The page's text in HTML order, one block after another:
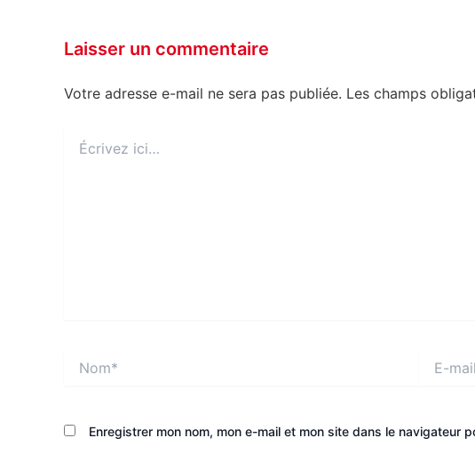
Laisser un commentaire
Votre adresse e-mail ne sera pas publiée. Les champs
ici…
mail*
Enregistrer mon nom, mon e-mail et mon site dans le navigateur